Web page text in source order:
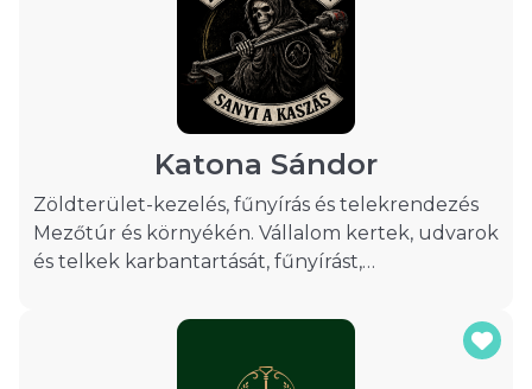
felmèrès,szaktanácsadással álok
rendelkezèsre.kertèpitèsnèl villamos rèszek,
bekötèsèt is vállalom/505-4/. Komoly referencia
munkák,S elègedett megrendelők.Mivel
szakmai háttèr,S precíz megbizható munkák
Katona Sándor
Zöldterület-kezelés, fűnyírás és telekrendezés
Mezőtúr és környékén. Vállalom kertek, udvarok
és telkek karbantartását, fűnyírást,
rendbetételét, fakivágást, faaprítást és
fahasogatást. Munkám során a megbízhatóságra,
a precíz kivitelezésre és a korrekt árakra